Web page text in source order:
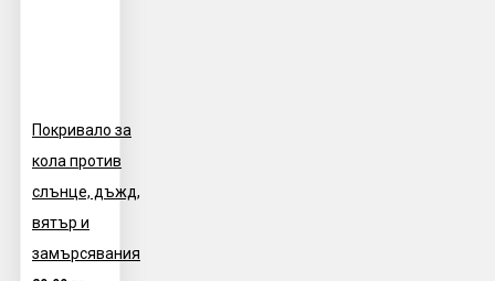
Покривало за
кола против
слънце, дъжд,
вятър и
замърсявания